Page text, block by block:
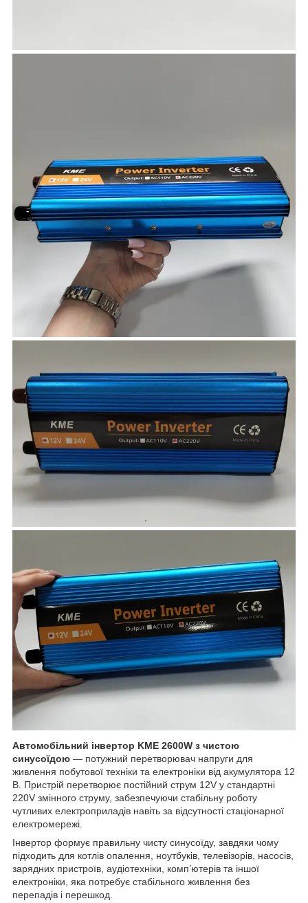
Автомобільний інвертор KME 2600W з чистою
синусоїдою — потужний перетворювач напруги для
живлення побутової техніки та електроніки від акумулятора 12
В. Пристрій перетворює постійний струм 12V у стандартні
220V змінного струму, забезпечуючи стабільну роботу
чутливих електроприладів навіть за відсутності стаціонарної
електромережі.
Інвертор формує правильну чисту синусоїду, завдяки чому
підходить для котлів опалення, ноутбуків, телевізорів, насосів,
зарядних пристроїв, аудіотехніки, комп’ютерів та іншої
електроніки, яка потребує стабільного живлення без
перепадів і перешкод.